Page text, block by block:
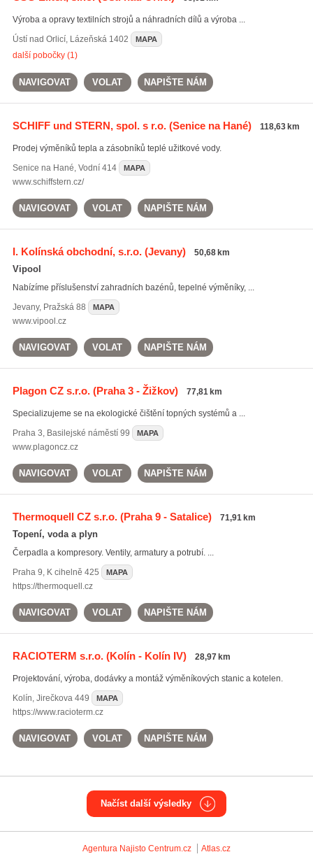
Výroba a opravy textilních strojů a náhradních dílů a výroba ...
Ústí nad Orlicí, Lázeňská 1402 MAPA
další pobočky (1)
NAVIGOVAT VOLAT NAPIŠTE NÁM
SCHIFF und STERN, spol. s r.o.(Senice na Hané) 118,63 km
Prodej výměníků tepla a zásobníků teplé užitkové vody.
Senice na Hané, Vodní 414 MAPA
www.schiffstern.cz/
NAVIGOVAT VOLAT NAPIŠTE NÁM
I. Kolínská obchodní, s.r.o.(Jevany) 50,68 km
Vipool
Nabízíme příslušenství zahradních bazénů, tepelné výměníky, ...
Jevany, Pražská 88 MAPA
www.vipool.cz
NAVIGOVAT VOLAT NAPIŠTE NÁM
Plagon CZ s.r.o.(Praha 3 - Žižkov) 77,81 km
Specializujeme se na ekologické čištění topných systémů a ...
Praha 3, Basilejské náměstí 99 MAPA
www.plagoncz.cz
NAVIGOVAT VOLAT NAPIŠTE NÁM
Thermoquell CZ s.r.o.(Praha 9 - Satalice) 71,91 km
Topení, voda a plyn
Čerpadla a kompresory. Ventily, armatury a potrubí. ...
Praha 9, K cihelně 425 MAPA
https://thermoquell.cz
NAVIGOVAT VOLAT NAPIŠTE NÁM
RACIOTERM s.r.o.(Kolín - Kolín IV) 28,97 km
Projektování, výroba, dodávky a montáž výměníkových stanic a kotelen.
Kolín, Jirečkova 449 MAPA
https://www.racioterm.cz
NAVIGOVAT VOLAT NAPIŠTE NÁM
Načíst další výsledky
Agentura Najisto Centrum.cz Atlas.cz